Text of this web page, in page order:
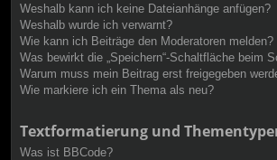
Weshalb kann ich keine Dateianhänge anfügen?
Weshalb wurde ich verwarnt?
Wie kann ich Beiträge den Moderatoren melden?
Was bewirkt die „Speichern“-Schaltfläche beim
Warum muss mein Beitrag erst freigegeben
Wie markiere ich ein Thema als neu?
Textformatierung und
Was ist BBCode?